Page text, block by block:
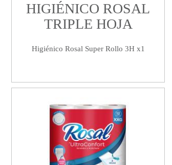
HIGIÉNICO ROSAL
TRIPLE HOJA
Higiénico Rosal Super Rollo 3H x1